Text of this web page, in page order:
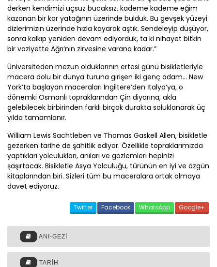
derken kendimizi uçsuz bucaksız, kademe kademe eğim
kazanan bir kar yatağının üzerinde bulduk. Bu gevşek yüzeyi
dizlerimizin üzerinde hızla kayarak aştık. Sendeleyip düşüyor,
sonra kalkıp yeniden devam ediyorduk, ta ki nihayet bitkin
bir vaziyette Ağrı’nın zirvesine varana kadar.”
Üniversiteden mezun olduklarının ertesi günü bisikletleriyle
macera dolu bir dünya turuna girişen iki genç adam… New
York’ta başlayan maceraları İngiltere’den İtalya’ya, o
dönemki Osmanlı topraklarından Çin diyarına, akla
gelebilecek birbirinden farklı birçok durakta soluklanarak üç
yılda tamamlanır.
William Lewis Sachtleben ve Thomas Gaskell Allen, bisikletle
gezerken tarihe de şahitlik ediyor. Özellikle topraklarımızda
yaptıkları yolculukları, anıları ve gözlemleri hepinizi
şaşırtacak. Bisikletle Asya Yolculuğu, türünün en iyi ve özgün
kitaplarından biri. Sizleri tüm bu maceralara ortak olmaya
davet ediyoruz.
Twitter Facebook WhatsApp Google+
ANI-GEZI
TARIH